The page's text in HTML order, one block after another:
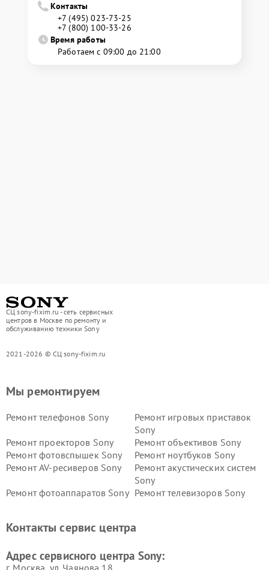
Контакты
+7 (495) 023-73-25
+7 (800) 100-33-26
Время работы
Работаем с 09:00 до 21:00
СЦ sony-fixim.ru - сеть сервисных
центров в Москве по ремонту и
обслуживанию техники Sony
2021-2026 © СЦ sony-fixim.ru
Мы ремонтируем
Ремонт телефонов Sony
Ремонт игровых приставок
Sony
Ремонт проекторов Sony
Ремонт объективов Sony
Ремонт фотовспышек Sony
Ремонт ноутбуков Sony
Ремонт AV-ресиверов Sony
Ремонт акустических систем
Sony
Ремонт фотоаппаратов Sony Ремонт телевизоров Sony
Контакты сервис центра
Адрес сервисного центра Sony:
г. Москва, ул. Чаянова 18